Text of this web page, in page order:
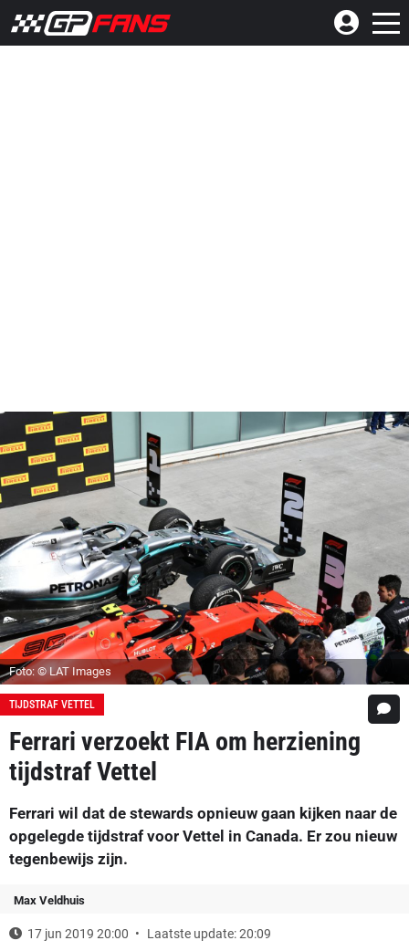
Foto: © LAT Images
TIJDSTRAF VETTEL
Ferrari verzoekt FIA om herziening
tijdstraf Vettel
Ferrari wil dat de stewards opnieuw gaan kijken naar de
opgelegde tijdstraf voor Vettel in Canada. Er zou nieuw
tegenbewijs zijn.
Max Veldhuis
17 jun 2019 20:00 Laatste update: 20:09